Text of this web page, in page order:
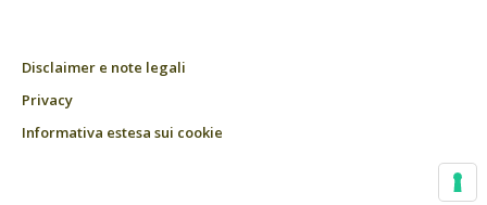
Disclaimer e note legali
Privacy
Informativa estesa sui cookie